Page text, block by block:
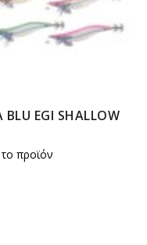
EGI SHALLOW
προϊόν